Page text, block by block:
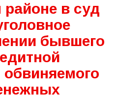
в суд
бывшего
обвиняемого